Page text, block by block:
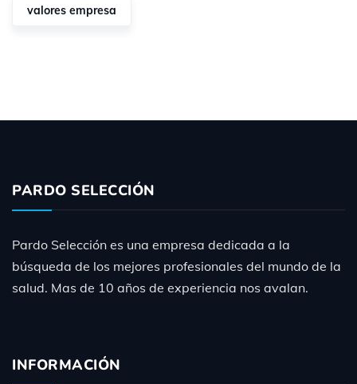
valores empresa
PARDO SELECCIÓN
Pardo Selección es una empresa dedicada a la
búsqueda de los mejores profesionales del mundo de la
salud. Mas de 10 años de experiencia nos avalan.
INFORMACIÓN